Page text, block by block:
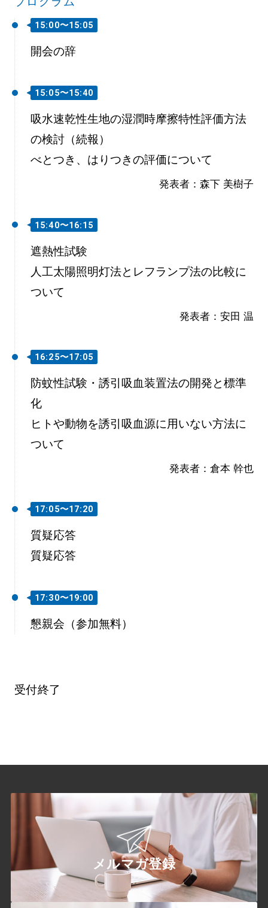
15:00〜15:05
開会の辞
15:05〜15:40
吸水速乾性生地の湿潤時摩擦特性評価方法
の検討（続報）
べとつき、はりつきの評価について
発表者：森下 美樹子
15:40〜16:15
遮熱性試験
人工太陽照明灯法とレフランプ法の比較に
ついて
発表者：安田 温
16:25〜17:05
防蚊性試験・誘引吸血装置法の開発と標準
化
ヒトや動物を誘引吸血源に用いない方法に
ついて
発表者：倉本 幹也
17:05〜17:20
質疑応答
質疑応答
17:30〜19:00
懇親会（参加無料）
受付終了
メルマガ登録